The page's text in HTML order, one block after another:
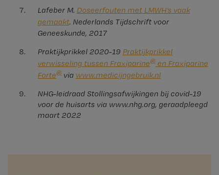
Lafeber M. Doseerfouten met LMWH’s vaak
gemaakt. Nederlands Tijdschrift voor
Geneeskunde, 2017
Praktijkprikkel 2020-19 Praktijkprikkel
verwisseling tussen Fraxiparine®en Fraxiparine
Forte®via www.medicijngebruik.nl
NHG-leidraad Stollingsafwijkingen bij covid-19
voor de huisarts via www.nhg.org, geraadpleegd
maart 2022